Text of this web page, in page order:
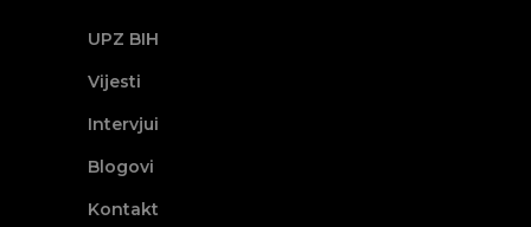
UPZ BIH
Vijesti
Intervjui
Blogovi
Kontakt